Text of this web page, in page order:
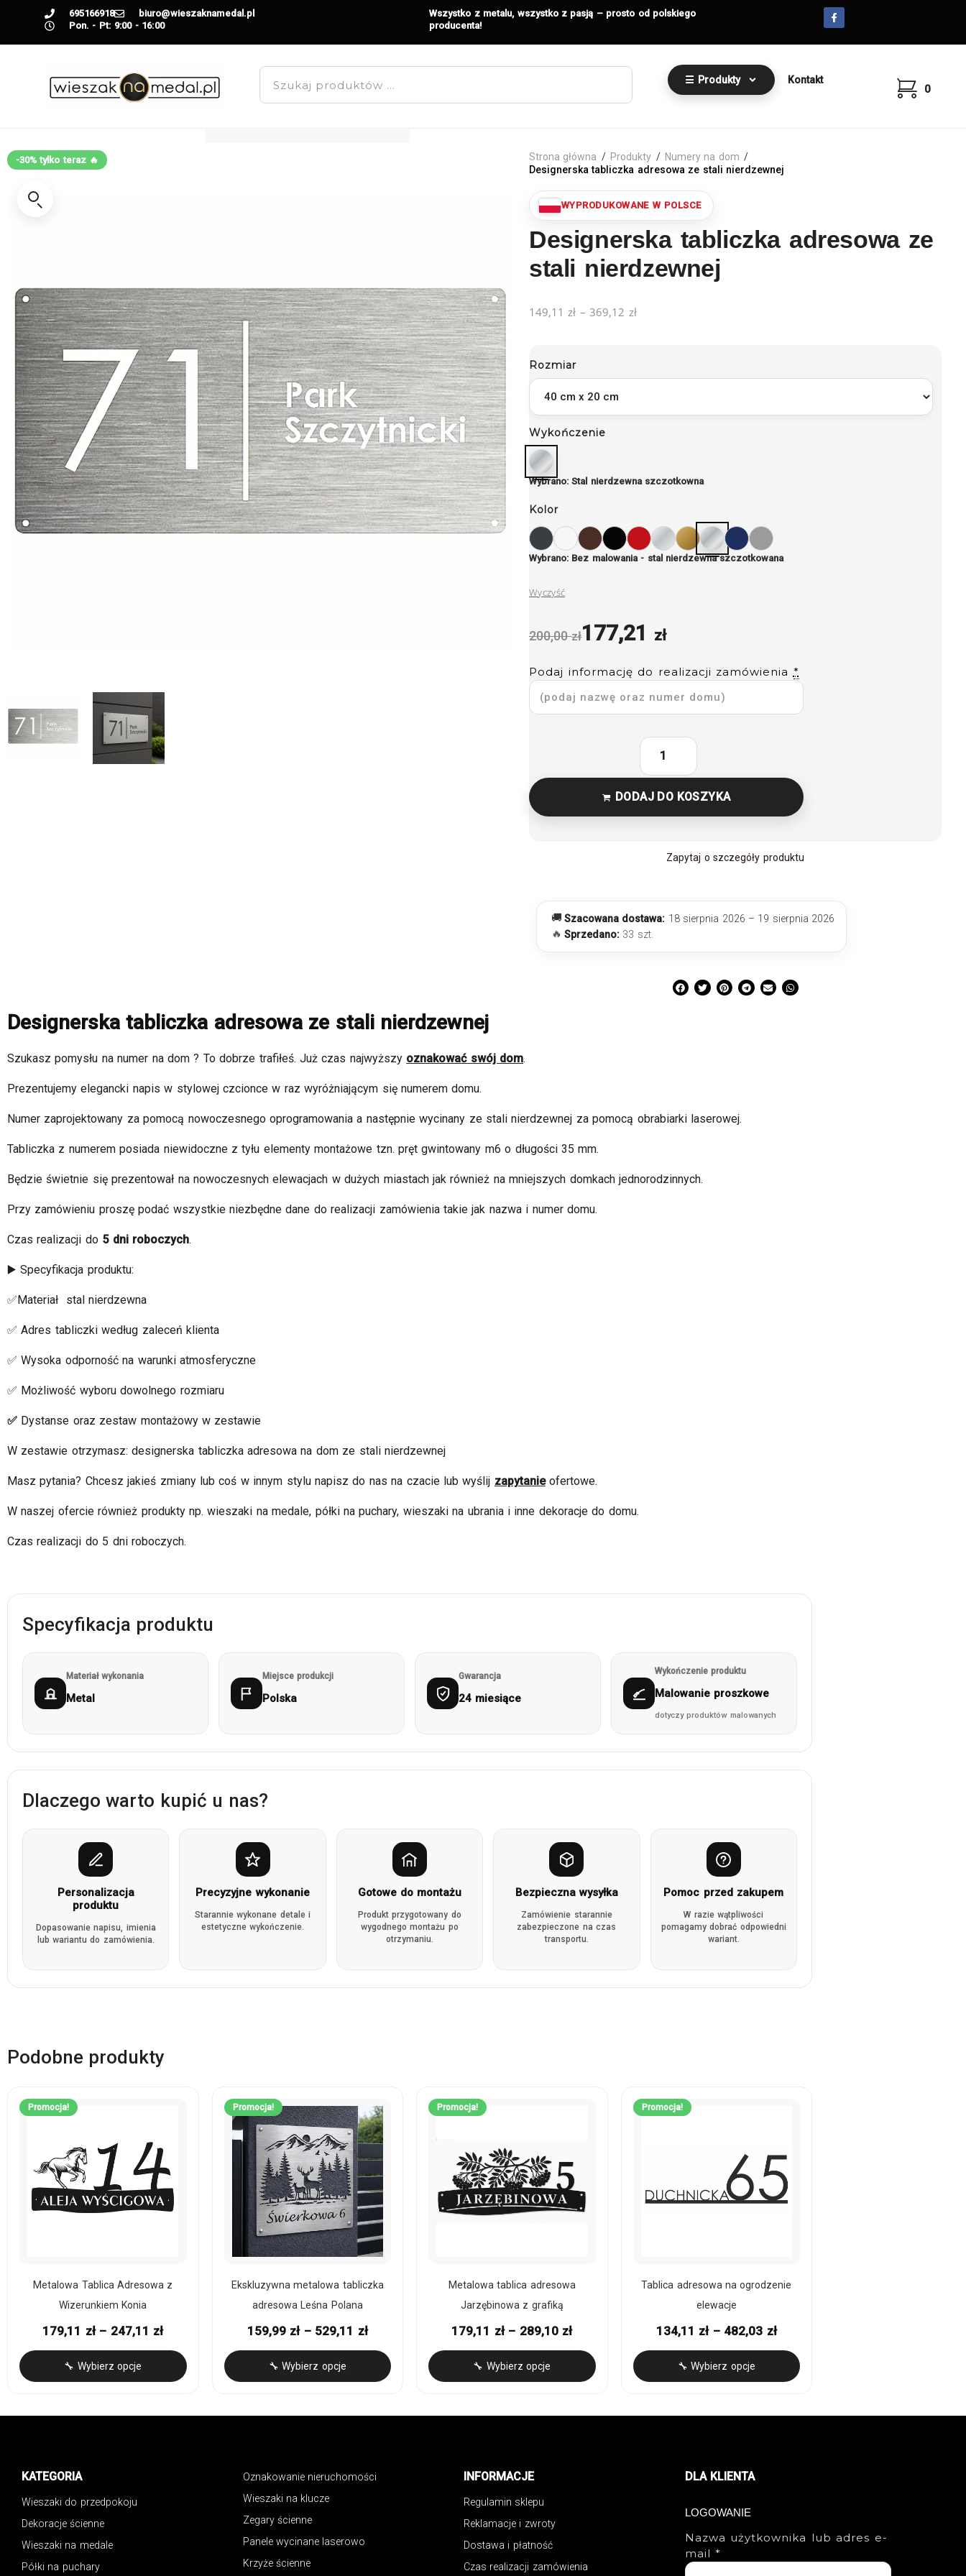
695166918
biuro@wieszaknamedal.pl
Pon. - Pt: 9:00 - 16:00
Wszystko z metalu, wszystko z pasją – prosto od polskiego
producenta!
☰ Produkty Kontakt
0
-30% tylko teraz 🔥 Strona główna / Produkty / Numery na dom /
Designerska tabliczka adresowa ze stali nierdzewnej
Designerska tabliczka adresowa ze
stali nierdzewnej
149,11 zł – 369,12 zł
Rozmiar
Wykończenie
Wybrano: Stal nierdzewna szczotkowna
Kolor
Wybrano: Bez malowania - stal nierdzewna szczotkowana
Wyczyść
200,00zł177,21 zł
Podaj informację do realizacji zamówienia *
DODAJ DO KOSZYKA
Zapytaj o szczegóły produktu
🚚 Szacowana dostawa: 18 sierpnia 2026 – 19 sierpnia 2026
🔥 Sprzedano: 33 szt.
Designerska tabliczka adresowa ze stali nierdzewnej
Szukasz pomysłu na numer na dom ? To dobrze trafiłeś. Już czas najwyższy oznakować swój dom.
Prezentujemy elegancki napis w stylowej czcionce w raz wyróżniającym się numerem domu.
Numer zaprojektowany za pomocą nowoczesnego oprogramowania a następnie wycinany ze stali nierdzewnej za pomocą obrabiarki laserowej.
Tabliczka z numerem posiada niewidoczne z tyłu elementy montażowe tzn. pręt gwintowany m6 o długości 35 mm.
Będzie świetnie się prezentował na nowoczesnych elewacjach w dużych miastach jak również na mniejszych domkach jednorodzinnych.
Przy zamówieniu proszę podać wszystkie niezbędne dane do realizacji zamówienia takie jak nazwa i numer domu.
Czas realizacji do 5 dni roboczych.
▶️ Specyfikacja produktu:
✅Materiał stal nierdzewna
✅ Adres tabliczki według zaleceń klienta
✅ Wysoka odporność na warunki atmosferyczne
✅ Możliwość wyboru dowolnego rozmiaru
✅ Dystanse oraz zestaw montażowy w zestawie
W zestawie otrzymasz: designerska tabliczka adresowa na dom ze stali nierdzewnej
Masz pytania? Chcesz jakieś zmiany lub coś w innym stylu napisz do nas na czacie lub wyślij zapytanieofertowe.
W naszej ofercie również produkty np. wieszaki na medale, półki na puchary, wieszaki na ubrania i inne dekoracje do domu.
Czas realizacji do 5 dni roboczych.
Specyfikacja produktu
Materiał wykonania
Metal
Miejsce produkcji
Polska
Gwarancja
24 miesiące
Wykończenie produktu
Malowanie proszkowe
dotyczy produktów malowanych
Dlaczego warto kupić u nas?
Personalizacja
produktu
Dopasowanie napisu, imienia
lub wariantu do zamówienia.
Precyzyjne wykonanie
Starannie wykonane detale i
estetyczne wykończenie.
Gotowe do montażu
Produkt przygotowany do
wygodnego montażu po
otrzymaniu.
Bezpieczna wysyłka
Zamówienie starannie
zabezpieczone na czas
transportu.
Pomoc przed zakupem
W razie wątpliwości
pomagamy dobrać odpowiedni
wariant.
Podobne produkty
Promocja!
Metalowa Tablica Adresowa z
Wizerunkiem Konia
179,11 zł – 247,11 zł
🔧 Wybierz opcje
Promocja!
Ekskluzywna metalowa tabliczka
adresowa Leśna Polana
159,99 zł – 529,11 zł
🔧 Wybierz opcje
Promocja!
Metalowa tablica adresowa
Jarzębinowa z grafiką
179,11 zł – 289,10 zł
🔧 Wybierz opcje
Promocja!
Tablica adresowa na ogrodzenie
elewacje
134,11 zł – 482,03 zł
🔧 Wybierz opcje
KATEGORIA
Wieszaki do przedpokoju
Dekoracje ścienne
Wieszaki na medale
Półki na puchary
Oznakowanie nieruchomości
Wieszaki na klucze
Zegary ścienne
Panele wycinane laserowo
Krzyże ścienne
INFORMACJE
Regulamin sklepu
Reklamacje i zwroty
Dostawa i płatność
Czas realizacji zamówienia
DLA KLIENTA
LOGOWANIE
Nazwa użytkownika lub adres e-
mail *